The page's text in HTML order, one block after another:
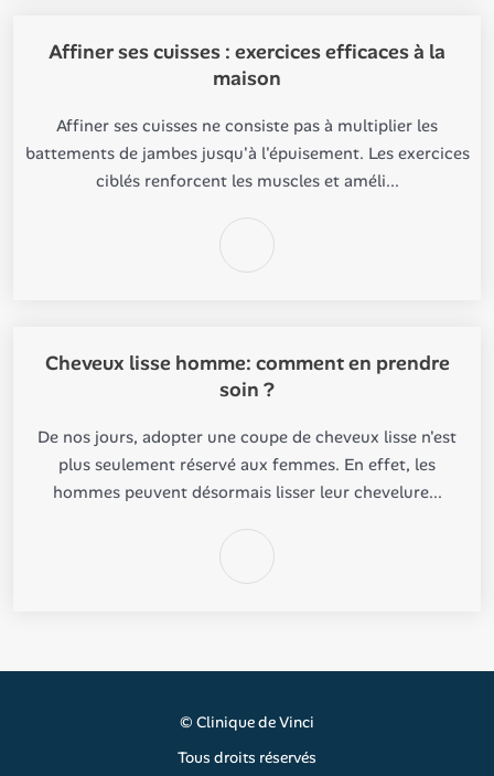
Affiner ses cuisses : exercices efficaces à la
maison
Affiner ses cuisses ne consiste pas à multiplier les
battements de jambes jusqu'à l'épuisement. Les exercices
ciblés renforcent les muscles et améli...
Cheveux lisse homme: comment en prendre
soin ?
De nos jours, adopter une coupe de cheveux lisse n'est
plus seulement réservé aux femmes. En effet, les
hommes peuvent désormais lisser leur chevelure...
© Clinique de Vinci
Tous droits réservés